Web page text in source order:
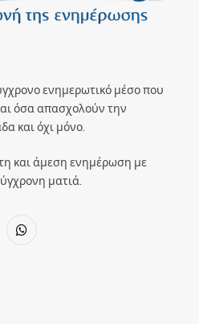
ενημερωτικό μέσο που
όσα απασχολούν την
και όχι μόνο.
και άμεση ενημέρωση με
ματιά.
WhatsApp